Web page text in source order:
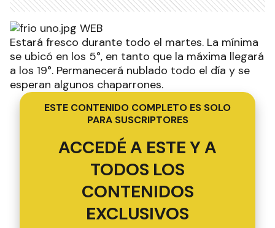
Estará fresco durante todo el martes. La mínima
se ubicó en los 5°, en tanto que la máxima llegará
a los 19°. Permanecerá nublado todo el día y se
esperan algunos chaparrones.
ESTE CONTENIDO COMPLETO ES SOLO
PARA SUSCRIPTORES
ACCEDÉ A ESTE Y A
TODOS LOS
CONTENIDOS
EXCLUSIVOS